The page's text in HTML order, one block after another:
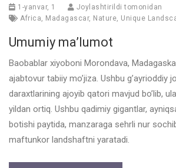
1-yanvar, 1
Joylashtirildi tomonidan
Africa
Madagascar, Nature Unique
Umumiy ma’lumot
Baobablar xiyoboni Morondava,
ajabtovur tabiiy mo’jiza. Ushbu g’ayrioddiy
daraxtlarining ajoyib qatori mavjud bo’lib,
yildan ortiq. Ushbu qadimiy gigantlar,
botishi paytida, manzaraga sehrli nur
maftunkor landshaftni yaratadi.